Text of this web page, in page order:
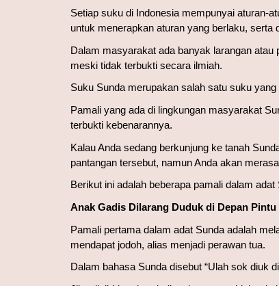
Setiap suku di Indonesia mempunyai aturan-
untuk menerapkan aturan yang berlaku, serta
Dalam masyarakat ada banyak larangan
meski tidak terbukti secara ilmiah.
Suku Sunda merupakan salah satu suku
Pamali yang ada di lingkungan masyarakat
terbukti kebenarannya.
Kalau Anda sedang berkunjung ke tanah
pantangan tersebut, namun Anda akan
Berikut ini adalah beberapa pamali dalam
Anak Gadis Dilarang Duduk di Depan Pintu
Pamali pertama dalam adat Sunda adalah
mendapat jodoh, alias menjadi perawan tua.
Dalam bahasa Sunda disebut “Ulah sok diuk